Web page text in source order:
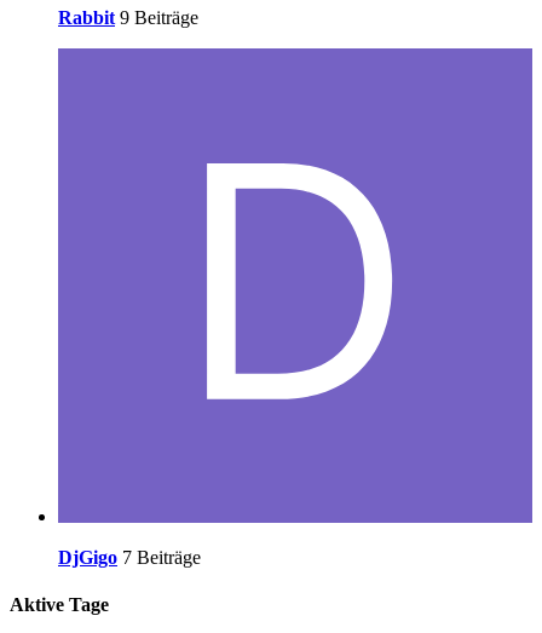
Rabbit 9 Beiträge
DjGigo 7 Beiträge
Aktive Tage